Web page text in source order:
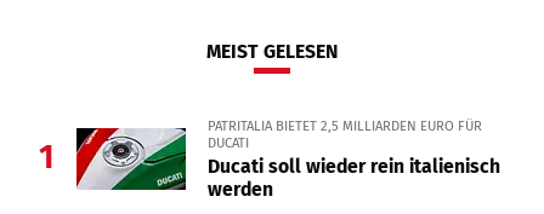
MEIST GELESEN
1
PATRITALIA BIETET 2,5 MILLIARDEN EURO FÜR
DUCATI
Ducati soll wieder rein italienisch
werden